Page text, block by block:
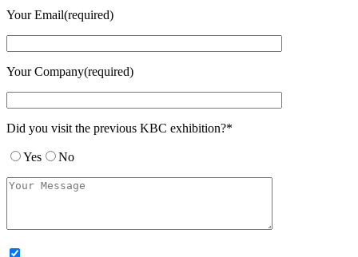
Your Email(required)
Your Company(required)
Did you visit the previous KBC exhibition?*
Yes No